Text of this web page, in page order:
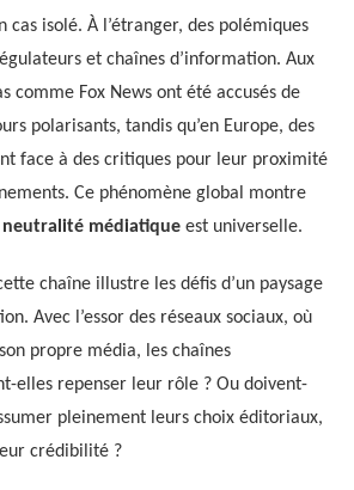
cas isolé. À l’étranger, des polémiques
et chaînes d’information. Aux
comme Fox News ont été accusés de
polarisants, tandis qu’en Europe, des
face à des critiques pour leur proximité
Ce phénomène global montre
neutralité médiatique est universelle.
chaîne illustre les défis d’un paysage
Avec l’essor des réseaux sociaux, où
propre média, les chaînes
elles repenser leur rôle ? Ou doivent-
pleinement leurs choix éditoriaux,
crédibilité ?